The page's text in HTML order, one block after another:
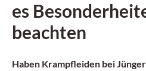
es
beachten
Haben Krampfleiden bei